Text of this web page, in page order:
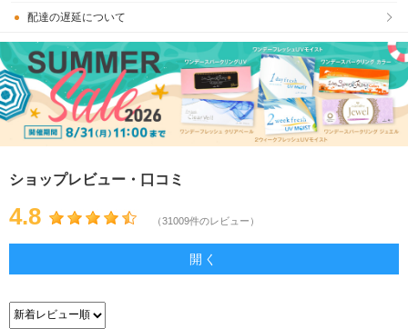
配達の遅延について
ショップレビュー・口コミ
4.8 （31009件のレビュー）
開く